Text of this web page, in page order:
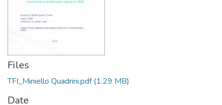
Files
TFI_Miniello Quadrini.pdf(1.29 MB)
Date